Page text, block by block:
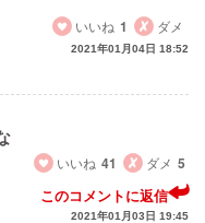
いいね 1 ダメ
2021年01月04日 18:52
いいね 41 ダメ 5
このコメントに返信
2021年01月03日 19:45